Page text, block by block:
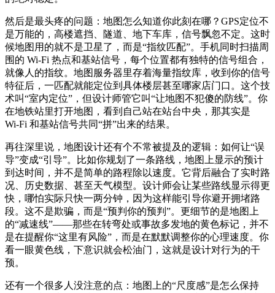
然后是最头疼的问题：地图怎么知道你此刻在哪？GPS定位不
是万能的，高楼遮挡、隧道、地下车库，信号飘忽不定。这时
候地图用的就不是卫星了，而是“指纹匹配”。手机同时扫描周
围的 Wi‑Fi 热点和基站信号，每个位置都有独特的信号组合，
就像人的指纹。地图服务器里存着海量指纹库，收到你的信号
特征后，一匹配就能定位到具体楼层甚至哪家店门口。这个技
术叫“室内定位”，但设计师管它叫“让地图不犯傻的防线”。你
在地铁站里打开地图，看到自己站在站台中央，那其实是
Wi‑Fi 和基站信号共同“拼”出来的结果。
再往深里说，地图设计还有个不常被提及的逻辑：如何让“误
导”变成“引导”。比如你规划了一条路线，地图上显示的预计
到达时间，并不是简单的路程除以速度。它背后融合了实时路
况、历史数据、甚至天气模型。设计师会让某些路线显示得更
快，哪怕实际只快一两分钟，因为这样能引导你避开拥堵路
段。这不是欺骗，而是“预判你的预判”。更细节的是地图上
的“减速线”——那些在转弯处或事故多发地的黄色标记，并不
是在提醒你“这里有风险”，而是在默默调整你的心理速度。你
看一眼黄色线，下意识就会松油门，这就是设计对行为的干
预。
还有一个很多人没注意的点：地图上的“尺度感”是怎么保持